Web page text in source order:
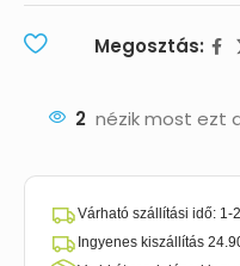
Megosztás:
2 nézik most ezt
Várható szállítási idő: 1-
Ingyenes kiszállítás